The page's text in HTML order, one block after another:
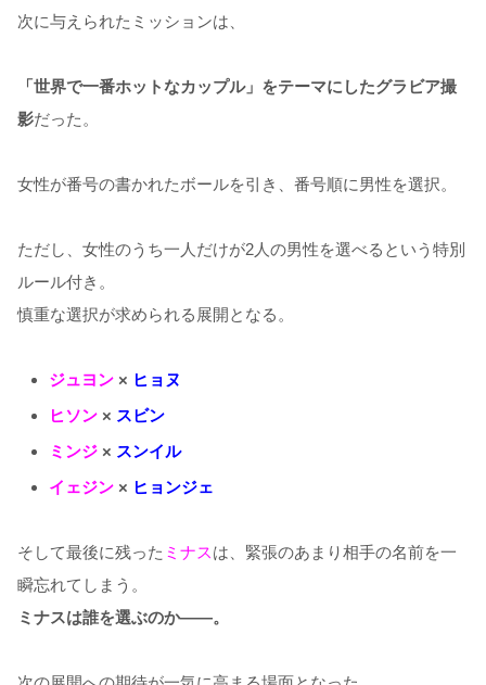
次に与えられたミッションは、
「世界で一番ホットなカップル」をテーマにしたグラビア撮
影だった。
女性が番号の書かれたボールを引き、番号順に男性を選択。
ただし、女性のうち一人だけが2人の男性を選べるという特別
ルール付き。
慎重な選択が求められる展開となる。
ジュヨン × ヒョヌ
ヒソン × スビン
ミンジ × スンイル
イェジン × ヒョンジェ
そして最後に残った ミナスは、緊張のあまり相手の名前を一
瞬忘れてしまう。
ミナスは誰を選ぶのか――。